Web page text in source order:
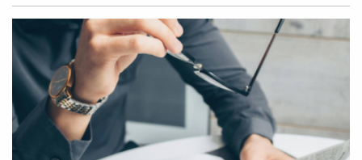
示，觀察各行業別曾在颱風天、豪雨天上工比例的前五名，
依序為「大眾傳播與公關廣告」90％、「批發零售與貿易」
88.6％、「醫護與生技」86.7％，及「餐飲住宿與休閒旅
遊」85.7％、「農林漁牧礦與環保生態」83.3％。業者指
出，71.9％勞工表示，颱風天到班公司沒有提供防護措施；
甚至還有22.8％勞工指出，曾經因公受傷過，所幸仍有
30.1％勞工任職的公司事後有提供補休；以及24.2％颱風假
到班，領到雙倍薪資。